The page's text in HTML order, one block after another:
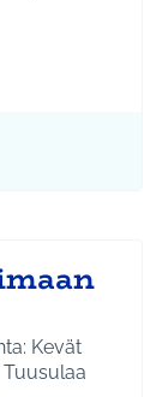
ja
Kevät